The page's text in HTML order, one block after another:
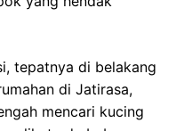
tepatnya di belakang
di Jatirasa,
mencari kucing